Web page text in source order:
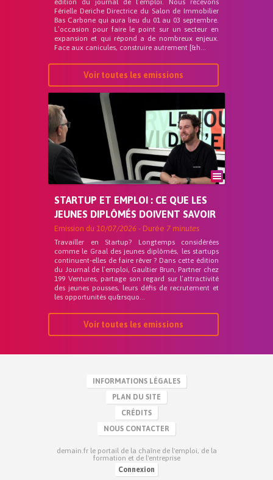
édition du journal de l’emploi. Nous recevons
Férielle Deriche Directrice du Salon de Immobilier
Bas Carbone qui aura lieu du 01 au 03 septembre.
L’occasion pour faire le point sur un secteur en
expansion et qui répond a de nombreux enjeux.
Face aux canicules, construire autrement [&h...
Voir toutes les emissions
STARTUP ET EMPLOI : CE QUE LES
JEUNES DIPLÔMÉS DOIVENT SAVOIR
Emission du 10/07/2026 - Durée 7 minutes
Travailler en Startup? Longtemps considérées
comme le Graal des jeunes diplômés, les startups
continuent-elles de faire rêver ? Dans cette édition
du Journal de l’emploi, Gaultier Brun, Partner chez
199 Ventures, partage son regard sur l’attractivité
des jeunes pousses, leurs défis de recrutement et
les opportunités qu&rsquo...
Voir toutes les emissions
INFORMATIONS LÉGALES
PLAN DU SITE
CRÉDITS
NOUS CONTACTER
demain.fr le portail de la chaîne de l'emploi, de la
formation et de l'entreprise
Connexion